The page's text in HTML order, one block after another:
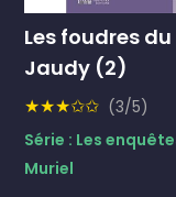
Les foudres du
Jaudy (2)
★★★✩✩ (3/5)
Série : Les
Muriel